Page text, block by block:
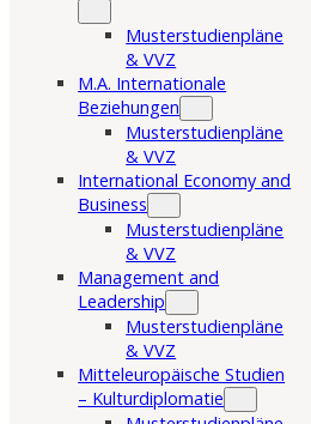
Musterstudienpläne
& VVZ
M.A. Internationale
Beziehungen
Musterstudienpläne
& VVZ
International Economy and
Business
Musterstudienpläne
& VVZ
Management and
Leadership
Musterstudienpläne
& VVZ
Mitteleuropäische Studien
– Kulturdiplomatie